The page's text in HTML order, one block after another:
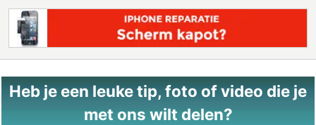
Heb je een leuke tip, foto of video die je
met ons wilt delen?